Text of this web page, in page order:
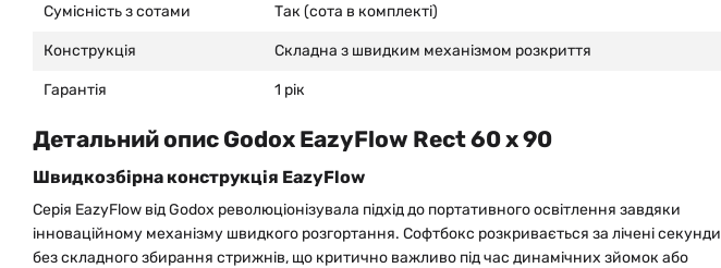
Сумісність з сотами Так (сота в комплекті)
Конструкція Складна з швидким механізмом розкриття
Гарантія 1 рік
Детальний опис Godox EazyFlow Rect 60 x 90
Швидкозбірна конструкція EazyFlow
Серія EazyFlow від Godox революціонізувала підхід до портативного освітлення завдяки
інноваційному механізму швидкого розгортання. Софтбокс розкривається за лічені секунди
без складного збирання стрижнів, що критично важливо під час динамічних зйомок або